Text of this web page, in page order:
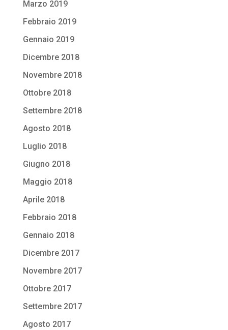
Marzo 2019
Febbraio 2019
Gennaio 2019
Dicembre 2018
Novembre 2018
Ottobre 2018
Settembre 2018
Agosto 2018
Luglio 2018
Giugno 2018
Maggio 2018
Aprile 2018
Febbraio 2018
Gennaio 2018
Dicembre 2017
Novembre 2017
Ottobre 2017
Settembre 2017
Agosto 2017